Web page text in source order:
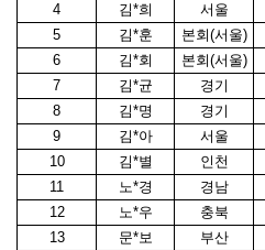
4
김*희 서울
5
김*훈 본회(서울)
6
김*회 본회(서울)
7
김*균 경기
8
김*명 경기
9
김*아 서울
10
김*별 인천
11
노*경 경남
12
노*우 충북
13
문*보 부산